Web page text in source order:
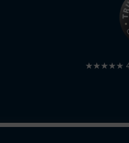
★★★★★